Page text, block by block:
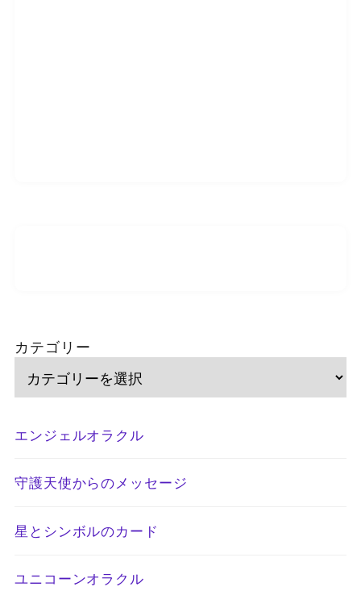
カテゴリー
エンジェルオラクル
守護天使からのメッセージ
星とシンボルのカード
ユニコーンオラクル